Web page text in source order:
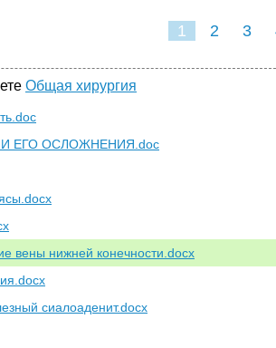
1 2 3
Общая хирургия
ЕГО ОСЛОЖНЕНИЯ.doc
вены нижней конечности.docx
сиалоаденит.docx